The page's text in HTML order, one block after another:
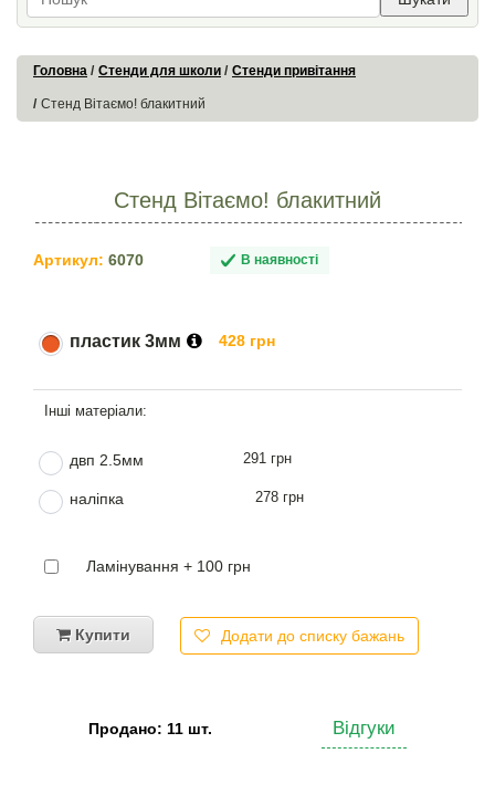
Головна Стенди для школи Стенди привітання
Стенд Вітаємо! блакитний
Стенд Вітаємо! блакитний
Артикул: 6070 В наявності
пластик 3мм 428 грн
двп 2.5мм 291 грн
наліпка 278 грн
Ламінування + 100 грн
Купити Додати до списку бажань
Продано: 11 шт. Відгуки